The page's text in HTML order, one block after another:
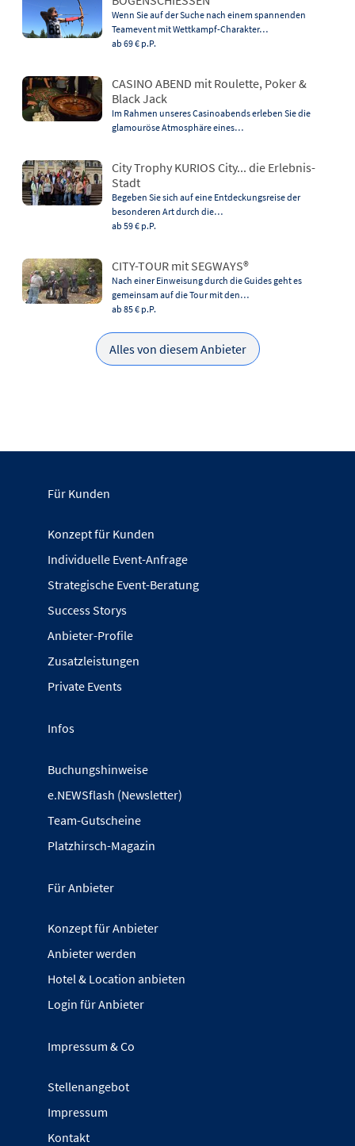
Wenn Sie auf der Suche nach einem spannenden
Teamevent mit Wettkampf-Charakter…
ab 69 € p.P.
CASINO ABEND mit Roulette, Poker &
Black Jack
Im Rahmen unseres Casinoabends erleben Sie die
glamouröse Atmosphäre eines…
City Trophy KURIOS City... die Erlebnis-
Stadt
Begeben Sie sich auf eine Entdeckungsreise der
besonderen Art durch die…
ab 59 € p.P.
CITY-TOUR mit SEGWAYS®
Nach einer Einweisung durch die Guides geht es
gemeinsam auf die Tour mit den…
ab 85 € p.P.
Alles von diesem Anbieter
Für Kunden
Konzept für Kunden
Individuelle Event-Anfrage
Strategische Event-Beratung
Success Storys
Anbieter-Profile
Zusatzleistungen
Private Events
Infos
Buchungshinweise
e.NEWSflash (Newsletter)
Team-Gutscheine
Platzhirsch-Magazin
Für Anbieter
Konzept für Anbieter
Anbieter werden
Hotel & Location anbieten
Login für Anbieter
Impressum & Co
Stellenangebot
Impressum
Kontakt